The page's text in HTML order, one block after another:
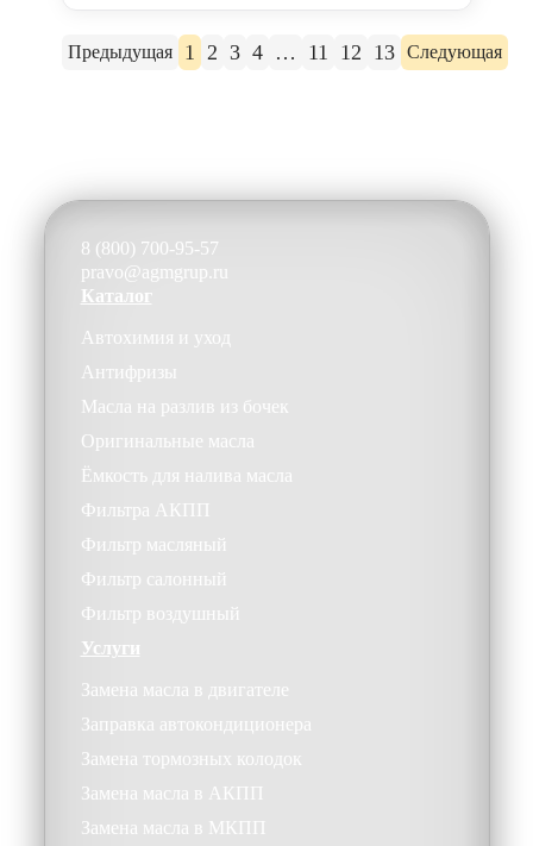
Предыдущая 1 2 3 4 … 11 12 13 Следующая
8 (800) 700-95-57
pravo@agmgrup.ru
Каталог
Автохимия и уход
Антифризы
Масла на разлив из бочек
Оригинальные масла
Ёмкость для налива масла
Фильтра АКПП
Фильтр масляный
Фильтр салонный
Фильтр воздушный
Услуги
Замена масла в двигателе
Заправка автокондиционера
Замена тормозных колодок
Замена масла в АКПП
Замена масла в МКПП